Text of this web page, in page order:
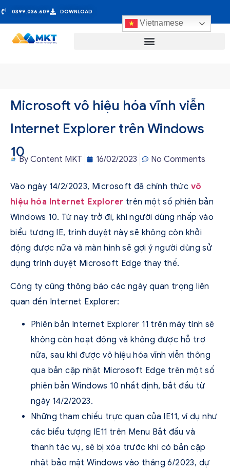
0399.036.609 DOWNLOAD
Vietnamese
Microsoft vô hiệu hóa vĩnh viễn
Internet Explorer trên Windows
10By Content MKT 16/02/2023 No Comments
Vào ngày 14/2/2023, Microsoft đã chính thức vô
hiệu hóa Internet Explorer trên một số phiên bản
Windows 10. Từ nay trở đi, khi người dùng nhấp vào
biểu tượng IE, trình duyệt này sẽ không còn khởi
động được nữa và màn hình sẽ gợi ý người dùng sử
dụng trình duyệt Microsoft Edge thay thế.
Công ty cũng thông báo các ngày quan trọng liên
quan đến Internet Explorer:
Phiên bản Internet Explorer 11 trên máy tính sẽ
không còn hoạt động và không được hỗ trợ
nữa, sau khi được vô hiệu hóa vĩnh viễn thông
qua bản cập nhật Microsoft Edge trên một số
phiên bản Windows 10 nhất định, bắt đầu từ
ngày 14/2/2023.
Những tham chiếu trực quan của IE11, ví dụ như
các biểu tượng IE11 trên Menu Bắt đầu và
thanh tác vụ, sẽ bị xóa trước khi có bản cập
nhật bảo mật Windows vào tháng 6/2023, dự